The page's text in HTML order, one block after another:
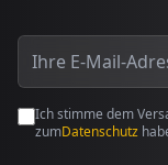
Ich stimme dem
zumDatenschutz